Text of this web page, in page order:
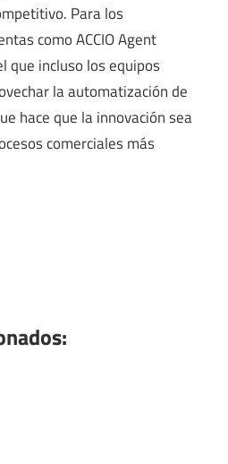
Para los
como ACCIO Agent
que incluso los equipos
la automatización de
hace que la innovación sea
comerciales más